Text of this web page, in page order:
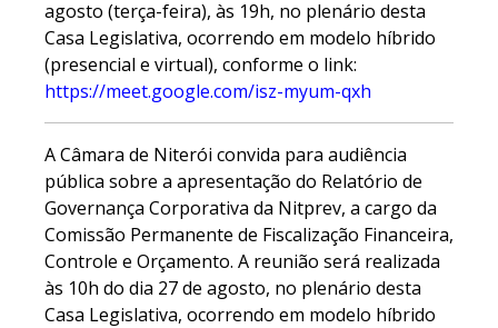
agosto (terça-feira), às 19h, no plenário desta
Casa Legislativa, ocorrendo em modelo híbrido
(presencial e virtual), conforme o link:
https://meet.google.com/isz-myum-qxh
A Câmara de Niterói convida para audiência
pública sobre a apresentação do Relatório de
Governança Corporativa da Nitprev, a cargo da
Comissão Permanente de Fiscalização Financeira,
Controle e Orçamento. A reunião será realizada
às 10h do dia 27 de agosto, no plenário desta
Casa Legislativa, ocorrendo em modelo híbrido